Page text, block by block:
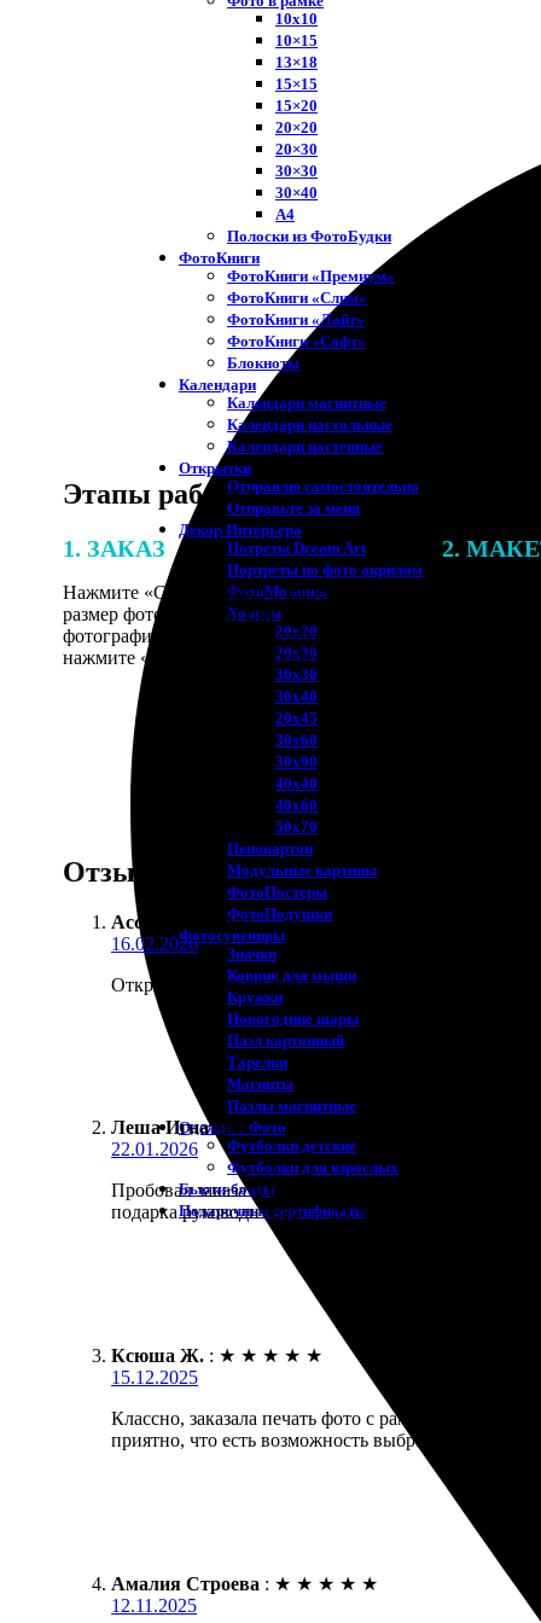
10х10
10×15
13×18
15×15
15×20
20×20
20×30
30×30
30×40
A4
Полоски из ФотоБудки
ФотоКниги
ФотоКниги «Премиум»
ФотоКниги «Слим»
ФотоКниги «Лайт»
ФотоКниги «Софт»
Блокноты
Календари
Календари магнитные
Календари настольные
Календари настенные
Открытки
Отправлю самостоятельно
Отправьте за меня
Декор Интерьера
Потреты Dream Art
Портреты по фото акрилом
ФотоМозаика
Холсты
20х20
20х30
30х30
30х40
20х45
30х60
30х90
40х40
40х60
50х70
Пенокартон
Модульные картины
ФотоПостеры
ФотоПодушки
Фотоcувениры
Значки
Коврик для мыши
Кружки
Новогодние шары
Пазл картонный
Тарелки
Магниты
Пазлы магнитные
Одежда с Фото
Футболки детские
Футболки для взрослых
Бьюти-боксы
Подарочные сертификаты
Этапы работы
1. ЗАКАЗ
Нажмите «Сделать заказ», выберите
размер фотографии и тип рамки. Загрузите
фотографии в онлайн-конструктор,
нажмите «Добавить в корзину».
2.
Отзывы
Ассоль Путина :
16.02.2026
Открытки на свадьбу заказывала, нужно было
Леша Игнатьев :
22.01.2026
Пробовал заказать фотокнигу в кожаном
подарка руководителю — то, что надо.
Ксюша Ж. : ★ ★ ★ ★ ★
15.12.2025
Классно, заказала печать фото с рамкой, осталась
приятно, что есть возможность выбрать.
Амалия Строева : ★ ★ ★ ★ ★
12.11.2025